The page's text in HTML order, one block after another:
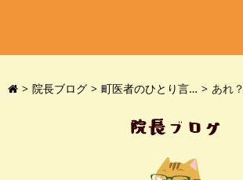
院長ブログ 町医者のひとり言… あれ？
院長ブログ